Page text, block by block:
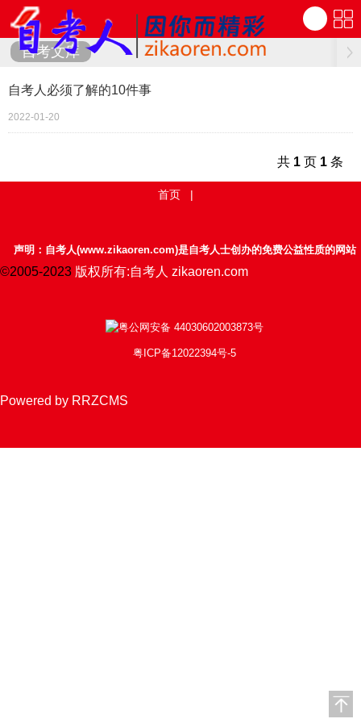
自考文库
自考人必须了解的10件事
2022-01-20
共 1页 1条
首页 |
声明：自考人(www.zikaoren.com)是自考人士创办的免费公益性质的网站
©2005-2023 版权所有:自考人 zikaoren.com
粤公网安备 44030602003873号
粤ICP备12022394号-5
Powered by RRZCMS